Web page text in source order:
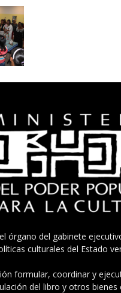
órgano del gabinete
culturales del Estado
formular, coordinar y
del libro y otros